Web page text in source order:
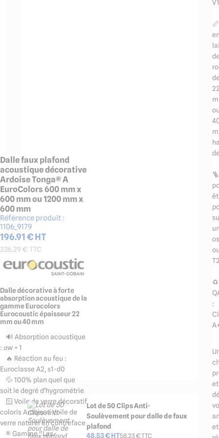
Dalle faux plafond
acoustique décorative
Ardoise Tonga® A
EuroColors 600 mm x
600 mm ou 1200 mm x
600 mm
Référence produit :
1106_9179
196.91€ HT
236.29 € TTC
Dalle décorative à forte
absorption acoustique de la
gamme Eurocolors
Eurocoustic épaisseur 22
mm ou 40 mm
🔊 Absorption acoustique
: αw = 1
🔥 Réaction au feu :
Euroclasse A2, s1-d0
💦 100% plan quel que
soit le degré d'hygrométrie
🪟 Voile de verre décoratif
coloris Ardoise / Voile de
verre naturel en contreface
®️ Gamme "Les
Lot de 50 Clips Anti-
Soulèvement pour dalle de faux
plafond
48.53€ HT58.23€ TTC
V1
♻️
:
et
et